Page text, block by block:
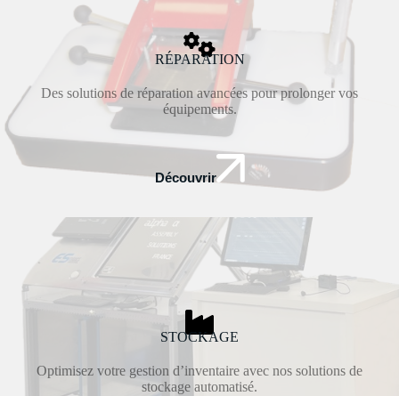
RÉPARATION
Des solutions de réparation avancées pour prolonger vos
équipements.
Découvrir
STOCKAGE
Optimisez votre gestion d’inventaire avec nos solutions de
stockage automatisé.